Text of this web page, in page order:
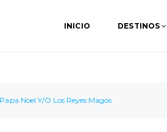
INICIO DESTINOS
Papa Noel Y/o Los Reyes Magos